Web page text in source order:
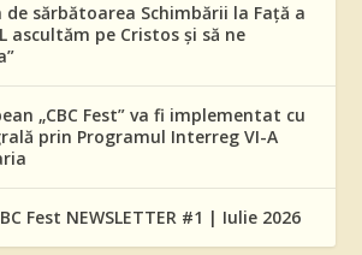
de sărbătoarea Schimbării la Față a
ascultăm pe Cristos și să ne
„CBC Fest” va fi implementat cu
prin Programul Interreg VI-A
Fest NEWSLETTER #1 | Iulie 2026